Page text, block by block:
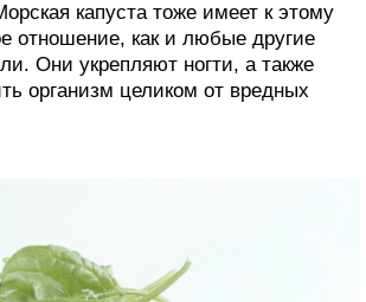
капуста тоже имеет к этому
отношение, как и любые другие
Они укрепляют ногти, а также
организм целиком от вредных